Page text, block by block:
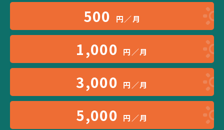
500 円／月
1,000 円／月
3,000 円／月
5,000 円／月